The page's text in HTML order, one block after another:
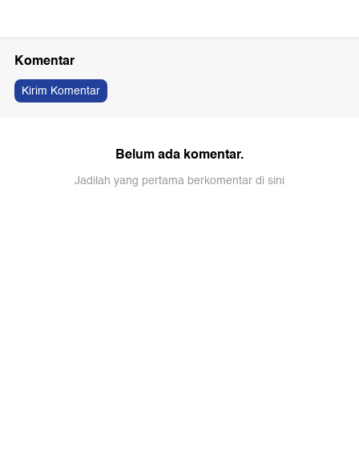
Komentar
Kirim Komentar
Belum ada komentar.
Jadilah yang pertama berkomentar di sini